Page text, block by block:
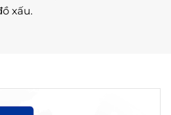
xấu.